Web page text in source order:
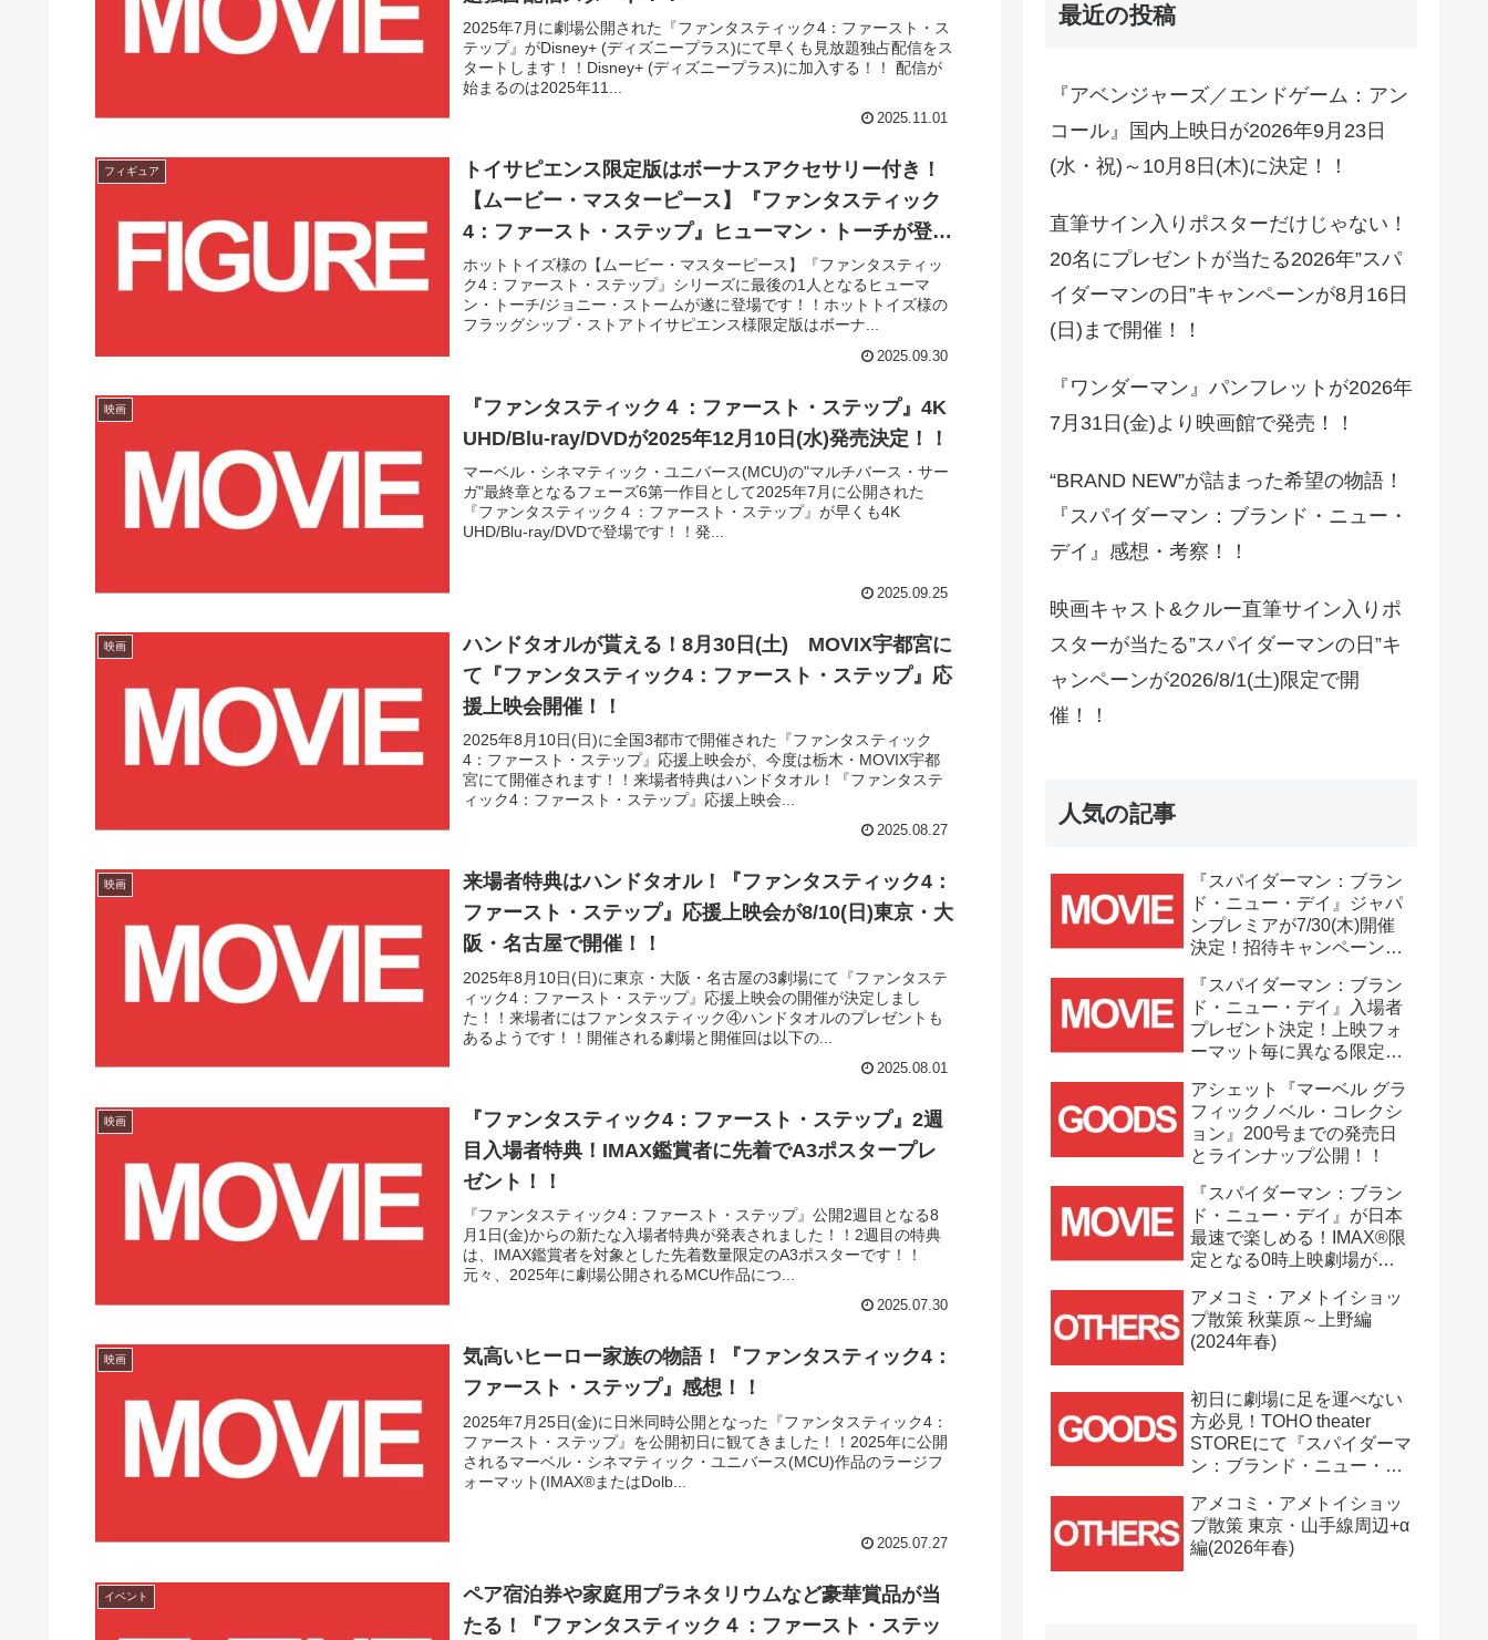
2025年7月に劇場公開された『ファンタスティック4：ファースト・ス
テップ』がDisney+ (ディズニープラス)にて早くも見放題独占配信をス
タートします！！Disney+ (ディズニープラス)に加入する！！ 配信が
始まるのは2025年11...
2025.11.01
フィギュア
トイサピエンス限定版はボーナスアクセサリー付き！
【ムービー・マスターピース】『ファンタスティック
4：ファースト・ステップ』ヒューマン・トーチが登
場！！
ホットトイズ様の【ムービー・マスターピース】『ファンタスティッ
ク4：ファースト・ステップ』シリーズに最後の1人となるヒューマ
ン・トーチ/ジョニー・ストームが遂に登場です！！ホットトイズ様の
フラッグシップ・ストアトイサピエンス様限定版はボーナ...
2025.09.30
映画
『ファンタスティック４：ファースト・ステップ』4K
UHD/Blu-ray/DVDが2025年12月10日(水)発売決定！！
マーベル・シネマティック・ユニバース(MCU)の"マルチバース・サー
ガ"最終章となるフェーズ6第一作目として2025年7月に公開された
『ファンタスティック４：ファースト・ステップ』が早くも4K
UHD/Blu-ray/DVDで登場です！！発...
2025.09.25
映画
ハンドタオルが貰える！8月30日(土) MOVIX宇都宮に
て『ファンタスティック4：ファースト・ステップ』応
援上映会開催！！
2025年8月10日(日)に全国3都市で開催された『ファンタスティック
4：ファースト・ステップ』応援上映会が、今度は栃木・MOVIX宇都
宮にて開催されます！！来場者特典はハンドタオル！『ファンタステ
ィック4：ファースト・ステップ』応援上映会...
2025.08.27
映画
来場者特典はハンドタオル！『ファンタスティック4：
ファースト・ステップ』応援上映会が8/10(日)東京・大
阪・名古屋で開催！！
2025年8月10日(日)に東京・大阪・名古屋の3劇場にて『ファンタステ
ィック4：ファースト・ステップ』応援上映会の開催が決定しまし
た！！来場者にはファンタスティック④ハンドタオルのプレゼントも
あるようです！！開催される劇場と開催回は以下の...
2025.08.01
映画
『ファンタスティック4：ファースト・ステップ』2週
目入場者特典！IMAX鑑賞者に先着でA3ポスタープレ
ゼント！！
『ファンタスティック4：ファースト・ステップ』公開2週目となる8
月1日(金)からの新たな入場者特典が発表されました！！2週目の特典
は、IMAX鑑賞者を対象とした先着数量限定のA3ポスターです！！
元々、2025年に劇場公開されるMCU作品につ...
2025.07.30
映画
気高いヒーロー家族の物語！『ファンタスティック4：
ファースト・ステップ』感想！！
2025年7月25日(金)に日米同時公開となった『ファンタスティック4：
ファースト・ステップ』を公開初日に観てきました！！2025年に公開
されるマーベル・シネマティック・ユニバース(MCU)作品のラージフ
ォーマット(IMAX®またはDolb...
2025.07.27
イベント
ペア宿泊券や家庭用プラネタリウムなど豪華賞品が当
たる！『ファンタスティック４：ファースト・ステッ
最近の投稿
『アベンジャーズ／エンドゲーム：アン
コール』国内上映日が2026年9月23日
(水・祝)～10月8日(木)に決定！！
直筆サイン入りポスターだけじゃない！
20名にプレゼントが当たる2026年”スパ
イダーマンの日”キャンペーンが8月16日
(日)まで開催！！
『ワンダーマン』パンフレットが2026年
7月31日(金)より映画館で発売！！
“BRAND NEW”が詰まった希望の物語！
『スパイダーマン：ブランド・ニュー・
デイ』感想・考察！！
映画キャスト&クルー直筆サイン入りポ
スターが当たる”スパイダーマンの日”キ
ャンペーンが2026/8/1(土)限定で開
催！！
人気の記事
『スパイダーマン：ブラン
ド・ニュー・デイ』ジャパ
ンプレミアが7/30(木)開催
決定！招待キャンペーンは
中！！
『スパイダーマン：ブラン
ド・ニュー・デイ』入場者
プレゼント決定！上映フォ
ーマット毎に異なる限定ビ
える！！
アシェット『マーベル グラ
フィックノベル・コレクシ
ョン』200号までの発売日
とラインナップ公開！！
『スパイダーマン：ブラン
ド・ニュー・デイ』が日本
最速で楽しめる！IMAX®限
定となる0時上映劇場が決
アメコミ・アメトイショッ
プ散策 秋葉原～上野編
(2024年春)
初日に劇場に足を運べない
方必見！TOHO theater
STOREにて『スパイダーマ
ン：ブランド・ニュー・デ
7/31(金)11時より開始！！
アメコミ・アメトイショッ
プ散策 東京・山手線周辺+α
編(2026年春)